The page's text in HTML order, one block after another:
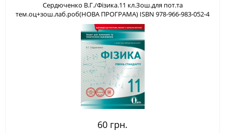
Сердюченко В.Г./Фізика.11 кл.Зош.для пот.та
тем.оц+зош.лаб.роб(НОВА ПРОГРАМА) ISBN 978-966-983-052-4
60 грн.